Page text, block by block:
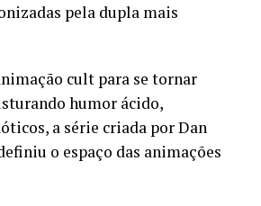
pela dupla mais
cult para se tornar
humor ácido,
a série criada por Dan
o espaço das animações